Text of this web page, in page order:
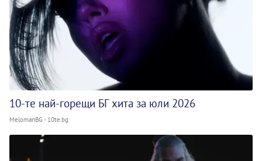
10-те най-горещи БГ хита за юли 2026
MelomanBG - 10te.bg